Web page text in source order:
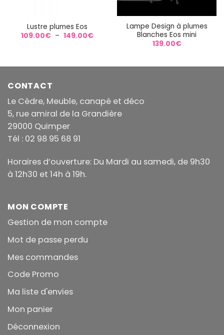
Lustre plumes Eos
109.00€ – 149.00€
149.00€
Lampe Design à plumes
Blanches Eos mini
139.00€
CONTACT
Le Cèdre, Meuble, canapé et déco
5, rue amiral de la Grandière
29000 Quimper
Tél : 02 98 95 68 91
Horaires d’ouverture: Du Mardi au samedi, de 9h30
à 12h30 et 14h à 19h.
MON COMPTE
Gestion de mon compte
Mot de passe perdu
Mes commandes
Code Promo
Ma liste d'envies
Mon panier
Déconnexion